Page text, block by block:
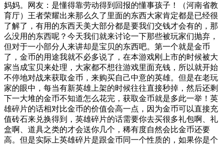
妈妈。网友：是懂得靠劳动得到回报的懂事孩子！（河南省教
育厅）王者荣耀出来那么久了里面的东西大家肯定都是已经很
了解了，有用的东西天美大部分都是要我们交钱才会有的，那
么没用的东西呢？今天我们就来讨论一下那些被玩家们抛弃，
但对于一小部分人来讲却是宝贝的东西吧。第一个就是金币
了，金币的用途我就不必多说了，在本游戏刚上市的时候被大
家当成宝贝来处理，大家都不想往游戏里面充钱，所以就开始
不停地对战来获取金币，来购买自己中意的英雄。但是在老玩
家的眼中，每当有新英雄上架的时候往往直接秒掉，然后还剩
下一大堆的金币不知道怎么花完，获取金币就是多此一举！英
雄碎片的话相对比金币的价值会高一点，因为金币可以直接充
值砖石来兑换得到，英雄碎片的话需要你去买很多礼包啊、礼
盒啊、道具之类的才会送你几个，稀有度自然会比金币还要
高。但是实际上英雄碎片是跟金币同一个性质的，如果你是个